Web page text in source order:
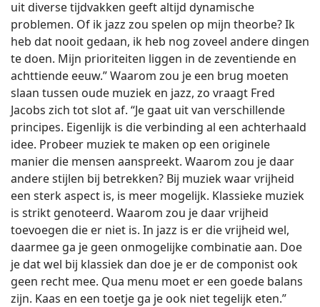
uit diverse tijdvakken geeft altijd dynamische
problemen. Of ik jazz zou spelen op mijn theorbe? Ik
heb dat nooit gedaan, ik heb nog zoveel andere dingen
te doen. Mijn prioriteiten liggen in de zeventiende en
achttiende eeuw.” Waarom zou je een brug moeten
slaan tussen oude muziek en jazz, zo vraagt Fred
Jacobs zich tot slot af. “Je gaat uit van verschillende
principes. Eigenlijk is die verbinding al een achterhaald
idee. Probeer muziek te maken op een originele
manier die mensen aanspreekt. Waarom zou je daar
andere stijlen bij betrekken? Bij muziek waar vrijheid
een sterk aspect is, is meer mogelijk. Klassieke muziek
is strikt genoteerd. Waarom zou je daar vrijheid
toevoegen die er niet is. In jazz is er die vrijheid wel,
daarmee ga je geen onmogelijke combinatie aan. Doe
je dat wel bij klassiek dan doe je er de componist ook
geen recht mee. Qua menu moet er een goede balans
zijn. Kaas en een toetje ga je ook niet tegelijk eten.”